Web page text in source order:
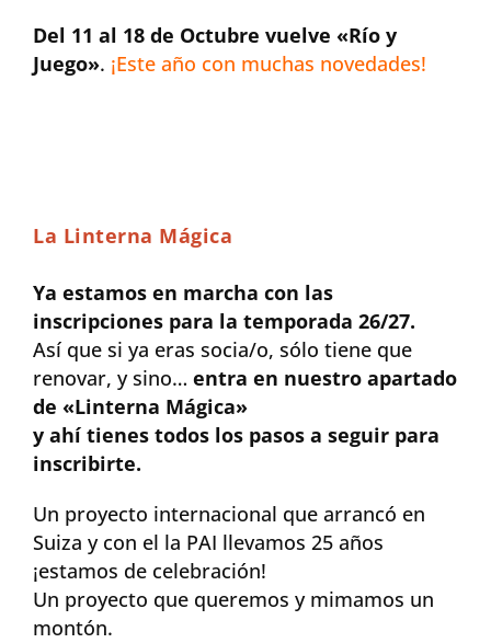
Del 11 al 18 de Octubre vuelve «Río y
Juego». ¡Este año con muchas novedades!
La Linterna Mágica
Ya estamos en marcha con las
inscripciones para la temporada 26/27.
Así que si ya eras socia/o, sólo tiene que
renovar, y sino… entra en nuestro apartado
de «Linterna Mágica»
y ahí tienes todos los pasos a seguir para
inscribirte.
Un proyecto internacional que arrancó en
Suiza y con el la PAI llevamos 25 años
¡estamos de celebración!
Un proyecto que queremos y mimamos un
montón.